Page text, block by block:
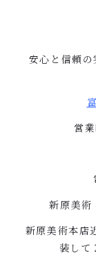
安心と信頼
営
新原美
新原美術本店
装して